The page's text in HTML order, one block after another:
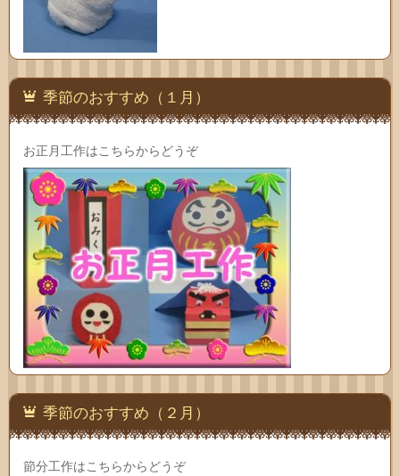
季節のおすすめ（１月）
お正月工作はこちらからどうぞ
季節のおすすめ（２月）
節分工作はこちらからどうぞ